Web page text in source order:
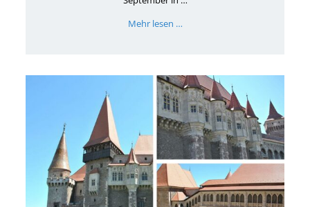
Mehr lesen …